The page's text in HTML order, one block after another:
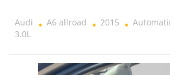
Audi A6 allroad 2015
3.0L